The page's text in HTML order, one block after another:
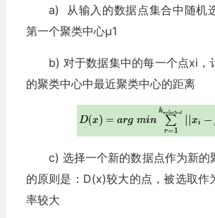
a) 从输入的数据点集合中随机
第一个聚类中心μ1
b) 对于数据集中的每一个点xi，
的聚类中心中最近聚类中心的距离
c) 选择一个新的数据点作为新的
的原则是：D(x)较大的点，被选取作
率较大